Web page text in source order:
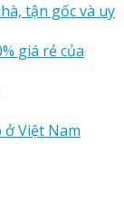
tận gốc và uy
giá rẻ của
Việt Nam